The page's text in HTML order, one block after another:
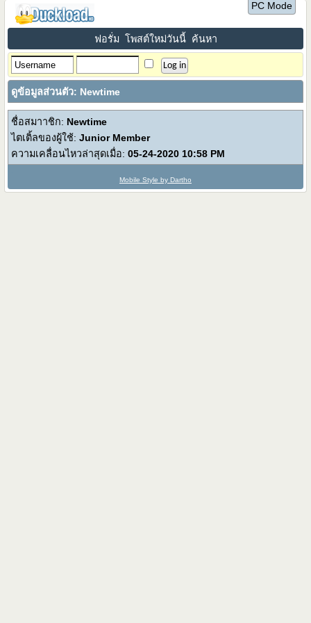
PC Mode
ฟอรั่ม โพสต์ใหม่วันนี้ ค้นหา
ดูข้อมูลส่วนตัว: Newtime
ชื่อสมาาชิก: Newtime
ไตเติ้ลของผู้ใช้:Junior Member
ความเคลื่อนไหวล่าสุดเมื่อ: 05-24-2020 10:58 PM
Mobile Style by Dartho